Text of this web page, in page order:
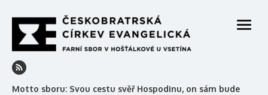
to
content
Motto sboru: Svou cestu svěř Hospodinu, on sám bude
open